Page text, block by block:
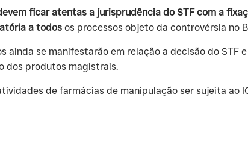
ficar atentas a jurisprudência do STF com a
a todos os processos objeto da controvérsia no
ainda se manifestarão em relação a decisão do STF e
dos produtos magistrais.
de farmácias de manipulação ser sujeita ao